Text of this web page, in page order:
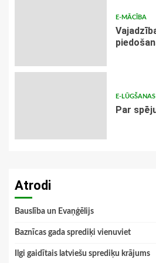
E-MĀCĪBA
E-LŪGŠANAS
Par
Atrodi
Bauslība un Evaņģēlijs
Baznīcas gada sprediķi vienuviet
Ilgi gaidītais latviešu sprediķu krājums